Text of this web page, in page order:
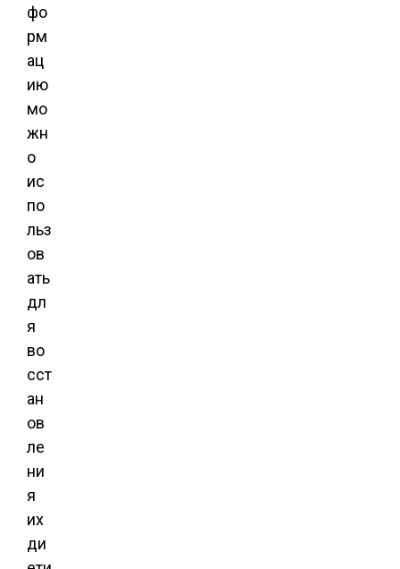
фо
рм
ац
ию
мо
жн
о
ис
по
льз
ов
ать
дл
я
во
сст
ан
ов
ле
ни
я
их
ди